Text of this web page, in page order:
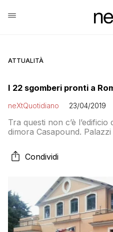
ATTUALITÀ
I 22 sgomberi pronti a
neXtQuotidiano 23/04/2019
Tra questi non c’è
dimora Casapound.
risarcimenti a favore dei
restituzione immediata del
Condividi